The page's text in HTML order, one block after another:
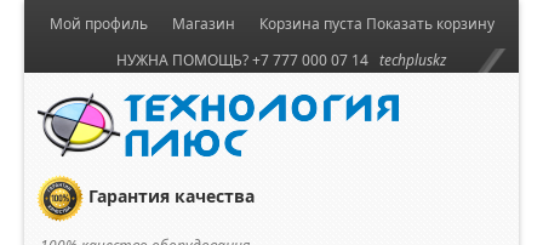
Корзина пуста Показать корзину
Мой профиль
Магазин
НУЖНА ПОМОЩЬ? +7 777 000 07 14 techpluskz
Гарантия качества